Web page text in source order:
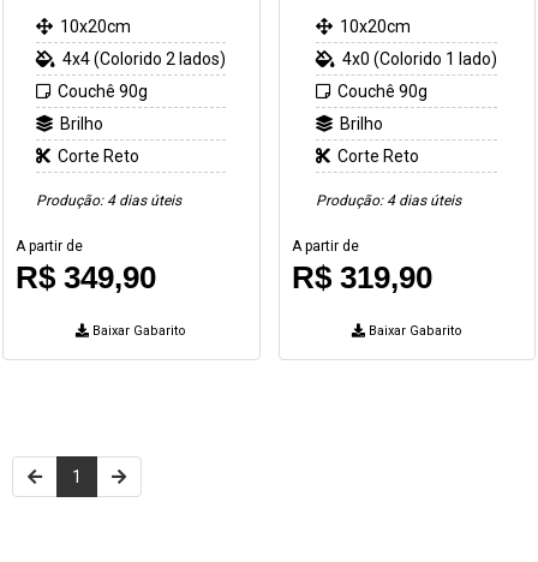
10x20cm
4x4 (Colorido 2 lados)
Couchê 90g
Brilho
Corte Reto
Produção: 4 dias úteis
A partir de
R$ 349,90
Baixar Gabarito
10x20cm
4x0 (Colorido 1 lado)
Couchê 90g
Brilho
Corte Reto
Produção: 4 dias úteis
A partir de
R$ 319,90
Baixar Gabarito
1